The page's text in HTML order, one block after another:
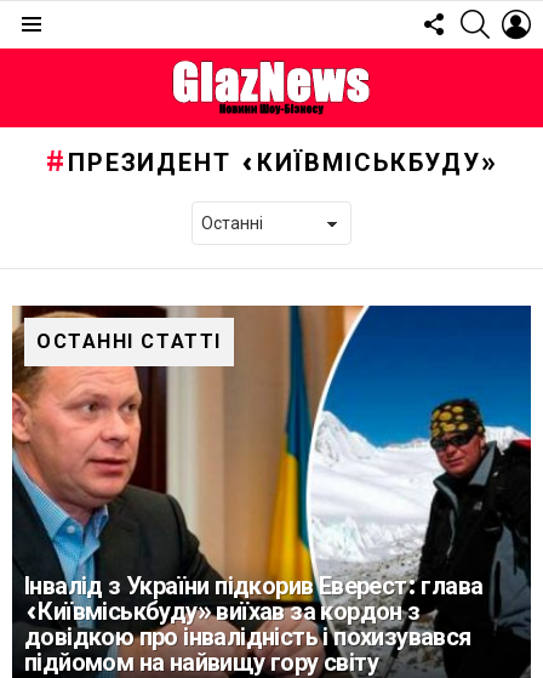
FOLLOW
US
ПРЕЗИДЕНТ «КИЇВМІСЬКБУДУ»
ОСТАННІ СТАТТІ
Інвалід з України підкорив Еверест: глава
«Київміськбуду» виїхав за кордон з
довідкою про інвалідність і похизувався
підйомом на найвищу гору світу